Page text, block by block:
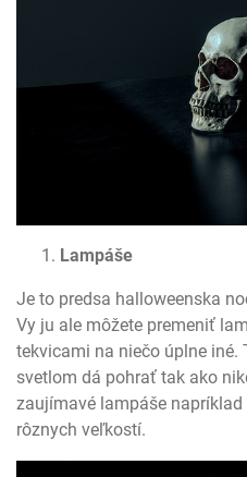
Lampáše
Je to predsa halloweenska
Vy ju ale môžete premeniť
tekvicami na niečo úplne iné.
svetlom dá pohrať tak ako
zaujímavé lampáše
rôznych veľkostí.